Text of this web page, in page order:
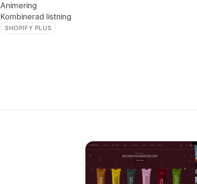
Animering
Kombinerad listning
SHOPIFY PLUS